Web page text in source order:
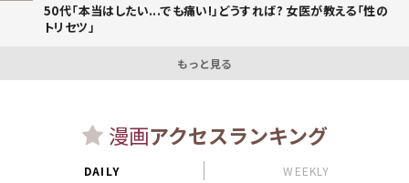
50代「本当はしたい...でも痛い!」どうすれば? 女医が教える「性の
トリセツ」
もっと見る
漫画アクセスランキング
DAILY WEEKLY